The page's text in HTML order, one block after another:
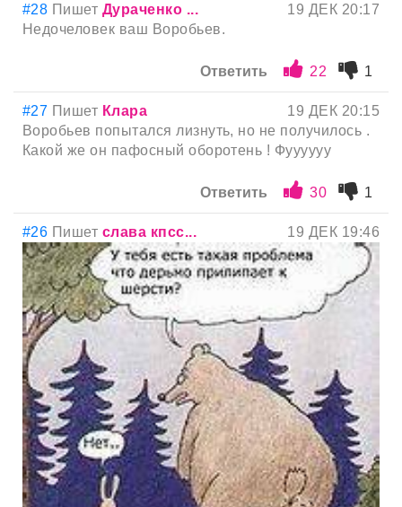
#28 Пишет Дураченко ...
19 ДЕК 20:17
Недочеловек ваш Воробьев.
Ответить 22 1
#27 Пишет Клара
19 ДЕК 20:15
Воробьев попытался лизнуть, но не получилось .
Какой же он пафосный оборотень ! Фуууууу
Ответить 30 1
#26 Пишет слава кпсс... 19 ДЕК 19:46